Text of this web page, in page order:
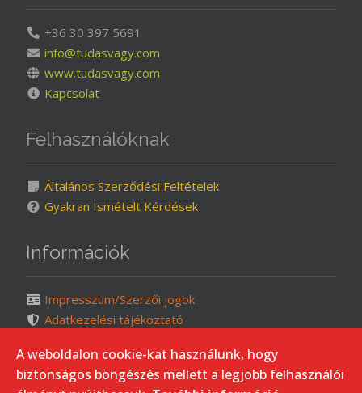
+36 30 397 5691
info@tudasvagy.com
www.tudasvagy.com
Kapcsolat
Felhasználóknak
Általános Szerződési Feltételek
Gyakran Ismételt Kérdések
Információk
Impresszum/Szerzői jogok
Adatkezelési tájékoztató
Oldaltérkép
A weboldalon cookie-kat használunk, hogy
biztonságos böngészés mellett a legjobb felhasználói